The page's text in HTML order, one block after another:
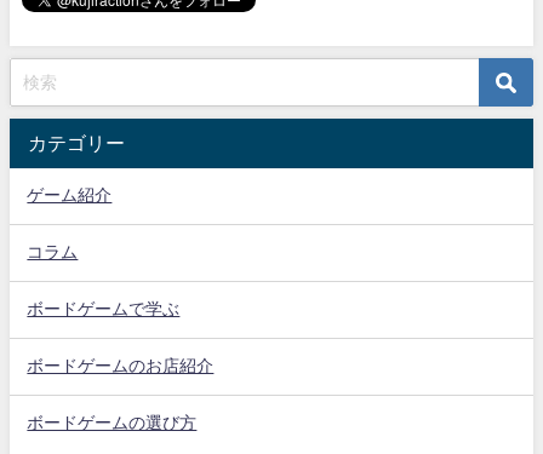
カテゴリー
ゲーム紹介
コラム
ボードゲームで学ぶ
ボードゲームのお店紹介
ボードゲームの選び方